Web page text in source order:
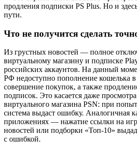
продления подписки PS Plus. Но и
пути.
Что не получится сделать
Из грустных новостей — полное
виртуальному магазину и подписке
российских аккаунтов. На данный
РФ недоступно пополнение кошелька
совершение покупок, а также
подписок. Это касается даже
виртуального магазина PSN: при
система выдаст ошибку. Аналогичная
приложениях — нажатие ссылки на
новостей или подборки «Топ-10»
с ошибкой.